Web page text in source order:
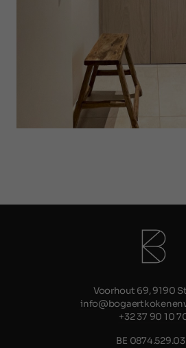
Voorhout 69, 9190
+32 37 90 10
BE